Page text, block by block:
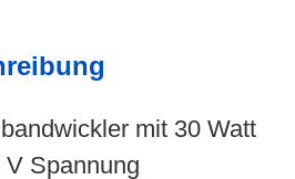
mit 30 Watt
Spannung